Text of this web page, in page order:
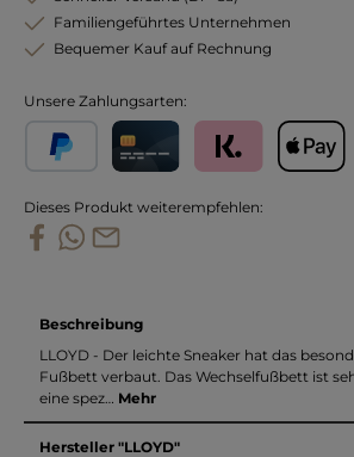
Familiengeführtes Unternehmen
Bequemer Kauf auf Rechnung
Unsere Zahlungsarten:
Dieses Produkt weiterempfehlen:
Beschreibung
LLOYD - Der leichte Sneaker hat das
Fußbett verbaut. Das Wechselfußbett ist
eine spez… Mehr
Hersteller "LLOYD"